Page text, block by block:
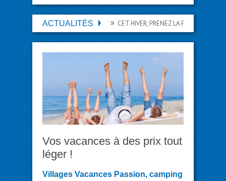
ACTUALITÉS CET HIVER, PRENEZ LA PISTE DES
Vos vacances à des prix tout
léger !
Villages Vacances Passion, camping